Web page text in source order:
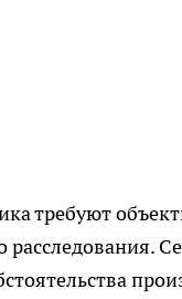
требуют
расследования.